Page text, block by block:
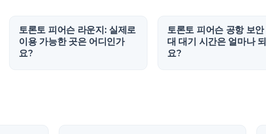
토론토 피어슨 라운지: 실제로
이용 가능한 곳은 어디인가
요?
토론토 피어슨 공항 보안
대 대기 시간은 얼마나
요?